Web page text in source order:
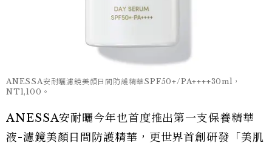
ANESSA安耐曬濾鏡美顏日間防護精華SPF50+/PA++++30ml，
NT1,100。
ANESSA安耐曬今年也首度推出第一支保養精華
液-濾鏡美顏日間防護精華，更世界首創研發「美肌